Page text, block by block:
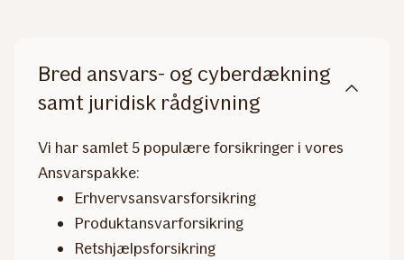
Bred ansvars- og cyberdækning
samt juridisk rådgivning
Vi har samlet 5 populære forsikringer i vores
Ansvarspakke:
Erhvervsansvarsforsikring
Produktansvarforsikring
Retshjælpsforsikring